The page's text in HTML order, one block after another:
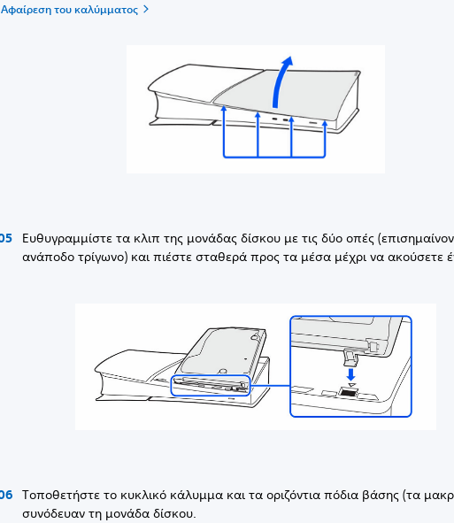
Αφαίρεση του καλύμματος
Ευθυγραμμίστε τα κλιπ της μονάδας δίσκου με τις δύο οπές
ανάποδο τρίγωνο) και πιέστε σταθερά προς τα μέσα μέχρι να ακούσετε
Τοποθετήστε το κυκλικό κάλυμμα και τα οριζόντια πόδια βάσης (τα
συνόδευαν τη μονάδα δίσκου.